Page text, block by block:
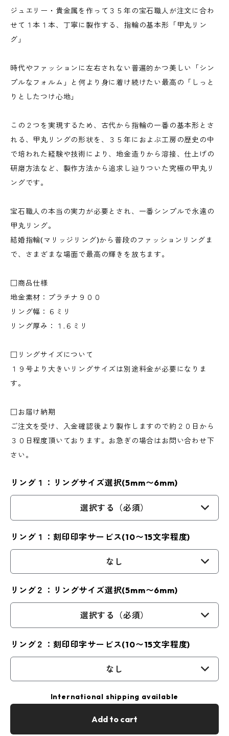
ジュエリー・貴金属を作って３５年の宝石職人が注文に合わ
せて１本１本、丁寧に製作する、指輪の基本形「甲丸リン
グ」
時代やファッションに左右されない普遍的かつ美しい「シン
プルなフォルム」と何より身に着け続けたい最高の「しっと
りとしたつけ心地」
この２つを実現するため、古代から指輪の一番の基本形とさ
れる、甲丸リングの形状を、３５年におよぶ工房の歴史の中
で培われた経験や技術により、地金造りから溶接、仕上げの
研磨方法など、製作方法から追求し辿りついた究極の甲丸リ
ングです。
宝石職人の本当の実力が必要とされ、一番シンプルで永遠の
甲丸リング。
結婚指輪(マリッジリング)から普段のファッションリングま
で、さまざまな場面で最高の輝きを放ちます。
□商品仕様
地金素材：プラチナ９００
リング幅：６ミリ
リング厚み：１.６ミリ
□リングサイズについて
１９号より大きいリングサイズは別途料金が必要になりま
す。
□お届け納期
ご注文を受け、入金確認後より製作しますので約２０日から
３０日程度頂いております。お急ぎの場合はお問い合わせ下
さい。
リング１：リングサイズ選択(5mm〜6mm)
選択する（必須）
リング１：刻印印字サービス(10〜15文字程度)
なし
リング２：リングサイズ選択(5mm〜6mm)
選択する（必須）
リング２：刻印印字サービス(10〜15文字程度)
なし
International shipping available
Add to cart